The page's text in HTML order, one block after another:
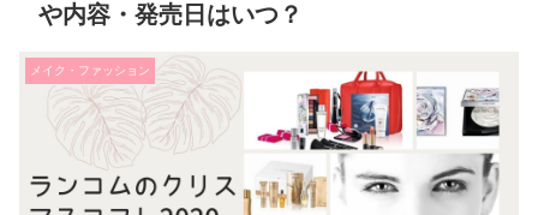
や内容・発売日はいつ？
メイク・ファッション